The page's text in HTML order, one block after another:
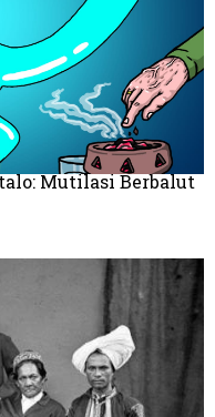
Mutilasi Berbalut